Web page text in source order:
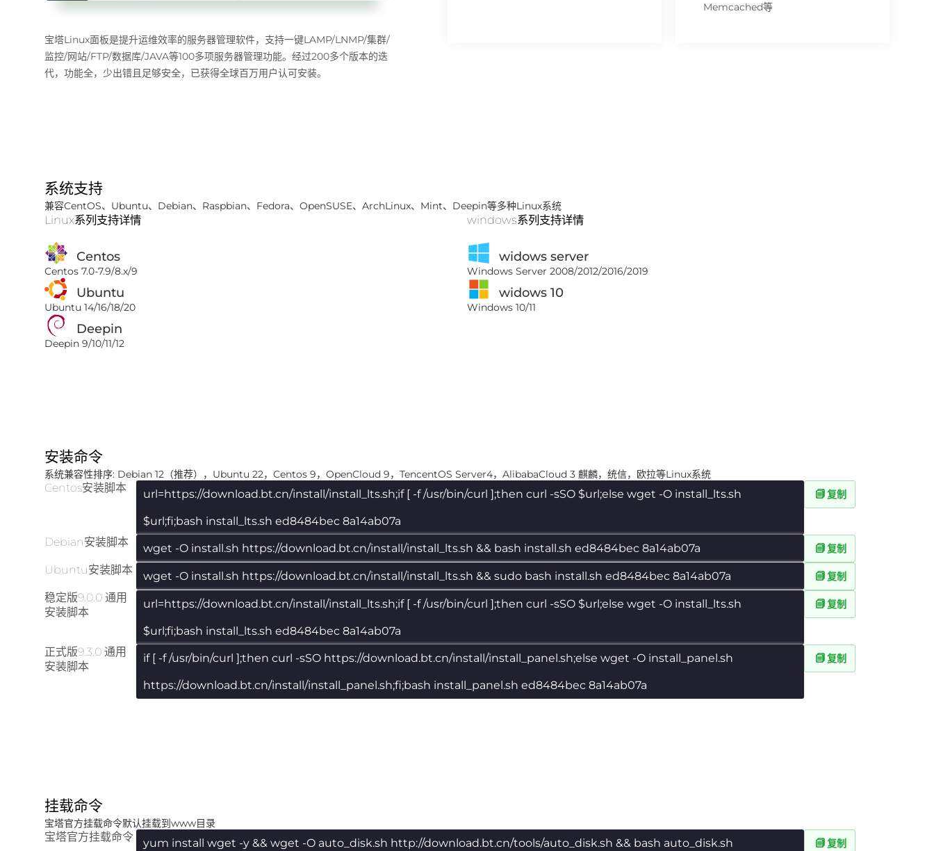
宝塔Linux面板是提升运维效率的服务器管理软件，支持一键LAMP/LNMP/集群/
监控/网站/FTP/数据库/JAVA等100多项服务器管理功能。经过200多个版本的迭
代，功能全，少出错且足够安全，已获得全球百万用户认可安装。
Memcached等
系统支持
兼容CentOS、Ubuntu、Debian、Raspbian、Fedora、OpenSUSE、ArchLinux、Mint、Deepin等多种Linux系统
Linux系列支持详情
Centos
Centos 7.0-7.9/8.x/9
Ubuntu
Ubuntu 14/16/18/20
Deepin
Deepin 9/10/11/12
windows系列支持详情
widows server
Windows Server 2008/2012/2016/2019
widows 10
Windows 10/11
安装命令
系统兼容性排序: Debian 12（推荐），Ubuntu 22，Centos 9，OpenCloud 9，TencentOS Server4，AlibabaCloud 3 麒麟，统信，欧拉等Linux系统
Centos安装脚本 url=https://download.bt.cn/install/install_lts.sh;if [ -f /usr/bin/curl ];then curl -sSO $url;else wget -O install_lts.sh
$url;fi;bash install_lts.sh ed8484bec 8a14ab07a
复制
Debian安装脚本 wget -O install.sh https://download.bt.cn/install/install_lts.sh && bash install.sh ed8484bec 8a14ab07a 复制
Ubuntu安装脚本 wget -O install.sh https://download.bt.cn/install/install_lts.sh && sudo bash install.sh ed8484bec 8a14ab07a 复制
稳定版9.0.0 通用
安装脚本
url=https://download.bt.cn/install/install_lts.sh;if [ -f /usr/bin/curl ];then curl -sSO $url;else wget -O install_lts.sh
$url;fi;bash install_lts.sh ed8484bec 8a14ab07a
复制
正式版9.3.0 通用
安装脚本
if [ -f /usr/bin/curl ];then curl -sSO https://download.bt.cn/install/install_panel.sh;else wget -O install_panel.sh
https://download.bt.cn/install/install_panel.sh;fi;bash install_panel.sh ed8484bec 8a14ab07a
复制
挂载命令
宝塔官方挂载命令默认挂载到www目录
宝塔官方挂载命令 yum install wget -y && wget -O auto_disk.sh http://download.bt.cn/tools/auto_disk.sh && bash auto_disk.sh 复制